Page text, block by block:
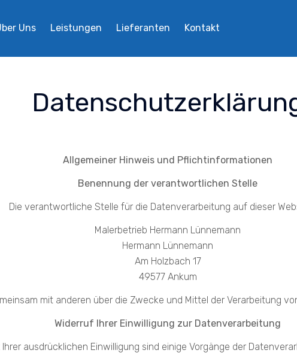
Uns Leistungen Lieferanten Kontakt
Allgemeiner Hinweis und Pflichtinformationen
Benennung der verantwortlichen Stelle
Die verantwortliche Stelle für die Datenverarbeitung auf dieser
Malerbetrieb Hermann Lünnemann
Hermann Lünnemann
Am Holzbach 17
49577 Ankum
mit anderen über die Zwecke und Mittel der Verarbeitung
Widerruf Ihrer Einwilligung zur Datenverarbeitung
Ihrer ausdrücklichen Einwilligung sind einige Vorgänge der